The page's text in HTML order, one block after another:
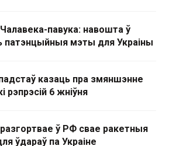
павука: навошта ў
патэнцыйныя мэты для Украіны
казаць пра змяншэнне
рэпрэсій 6 жніўня
ў РФ свае ракетныя
ўдараў па Украіне